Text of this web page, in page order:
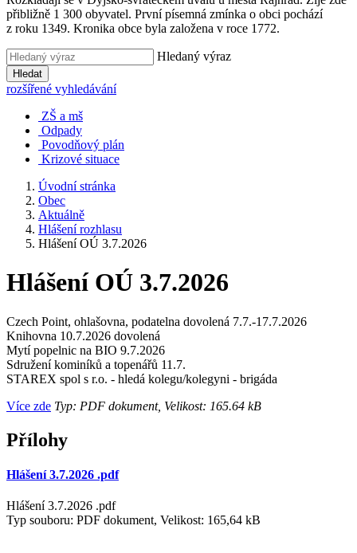
přibližně 1 300 obyvatel. První písemná zmínka o obci pochází
z roku 1349. Kronika obce byla založena v roce 1772.
Hledaný výraz
Hledat
rozšířené vyhledávání
ZŠ a mš
Odpady
Povodňový plán
Krizové situace
Úvodní stránka
Obec
Aktuálně
Hlášení rozhlasu
Hlášení OÚ 3.7.2026
Hlášení OÚ 3.7.2026
Czech Point, ohlašovna, podatelna dovolená 7.7.-17.7.2026
Knihovna 10.7.2026 dovolená
Mytí popelnic na BIO 9.7.2026
Sdružení kominíků a topenářů 11.7.
STAREX spol s r.o. - hledá kolegu/kolegyni - brigáda
Více zde Typ: PDF dokument, Velikost: 165.64 kB
Přílohy
Hlášení 3.7.2026 .pdf
Hlášení 3.7.2026 .pdf
Typ souboru: PDF dokument, Velikost: 165,64 kB